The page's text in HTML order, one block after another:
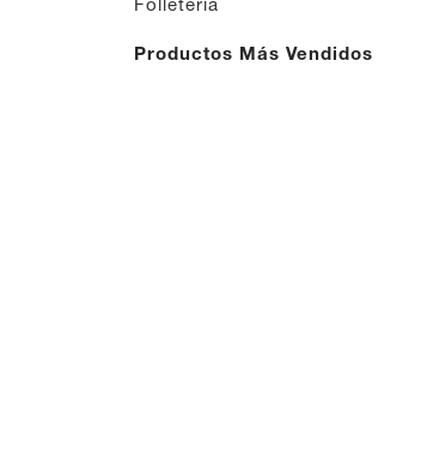
Folletería
Productos Más Vendidos